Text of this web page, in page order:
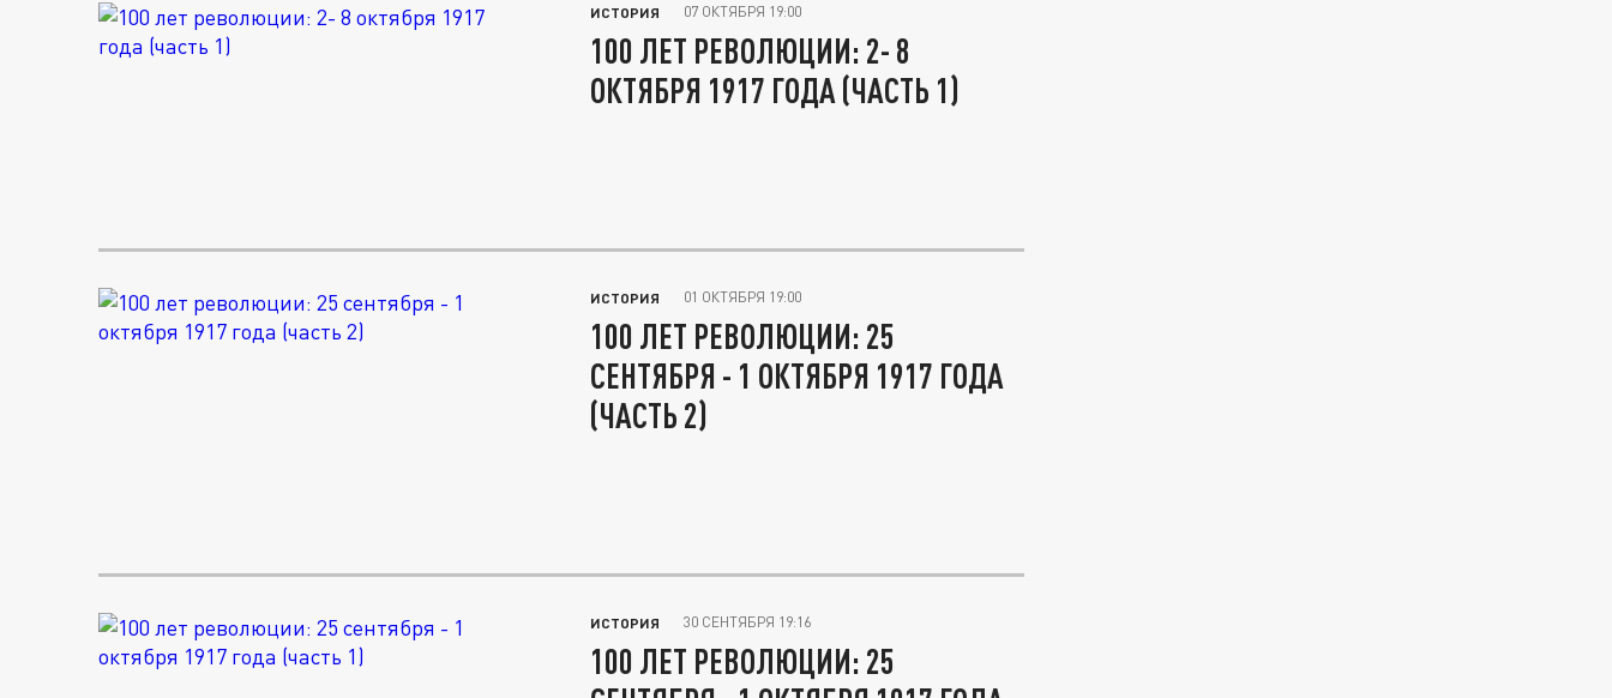
ИСТОРИЯ 07 ОКТЯБРЯ 19:00
100 ЛЕТ РЕВОЛЮЦИИ: 2- 8
ОКТЯБРЯ 1917 ГОДА (ЧАСТЬ 1)
ИСТОРИЯ 01 ОКТЯБРЯ 19:00
100 ЛЕТ РЕВОЛЮЦИИ: 25
СЕНТЯБРЯ - 1 ОКТЯБРЯ 1917 ГОДА
(ЧАСТЬ 2)
ИСТОРИЯ 30 СЕНТЯБРЯ 19:16
100 ЛЕТ РЕВОЛЮЦИИ: 25